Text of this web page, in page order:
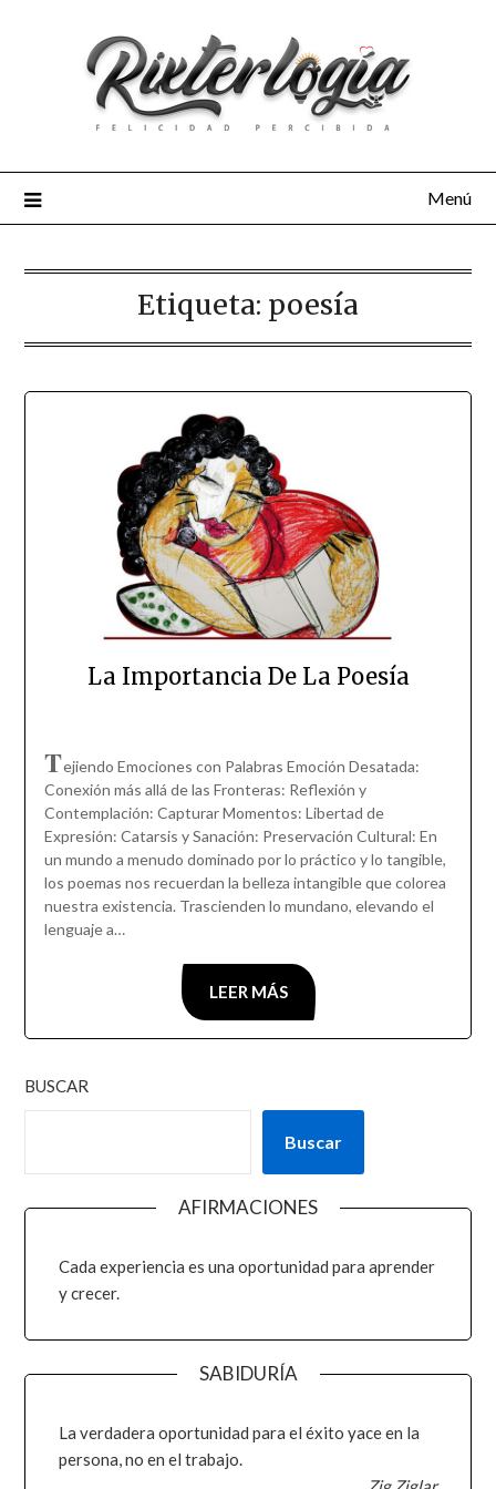
Menú
Etiqueta: poesía
La Importancia De La Poesía
Tejiendo Emociones con Palabras Emoción Desatada:
Conexión más allá de las Fronteras: Reflexión y
Contemplación: Capturar Momentos: Libertad de
Expresión: Catarsis y Sanación: Preservación Cultural: En
un mundo a menudo dominado por lo práctico y lo tangible,
los poemas nos recuerdan la belleza intangible que colorea
nuestra existencia. Trascienden lo mundano, elevando el
lenguaje a…
LEER MÁS
BUSCAR
Buscar
AFIRMACIONES
Cada experiencia es una oportunidad para aprender
y crecer.
SABIDURÍA
La verdadera oportunidad para el éxito yace en la
persona, no en el trabajo.